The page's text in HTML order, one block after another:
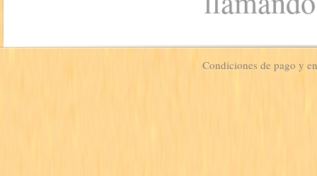
Condiciones de pago y